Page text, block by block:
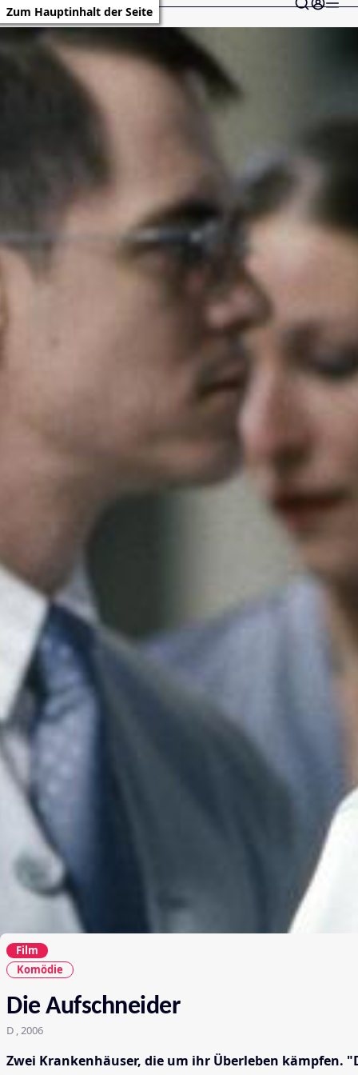
Zum Hauptinhalt der Seite
Film
Komödie
Die Aufschneider
D , 2006
Zwei Krankenhäuser, die um ihr Überleben kämpfen.